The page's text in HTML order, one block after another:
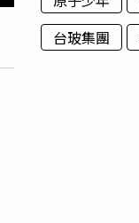
台玻集團